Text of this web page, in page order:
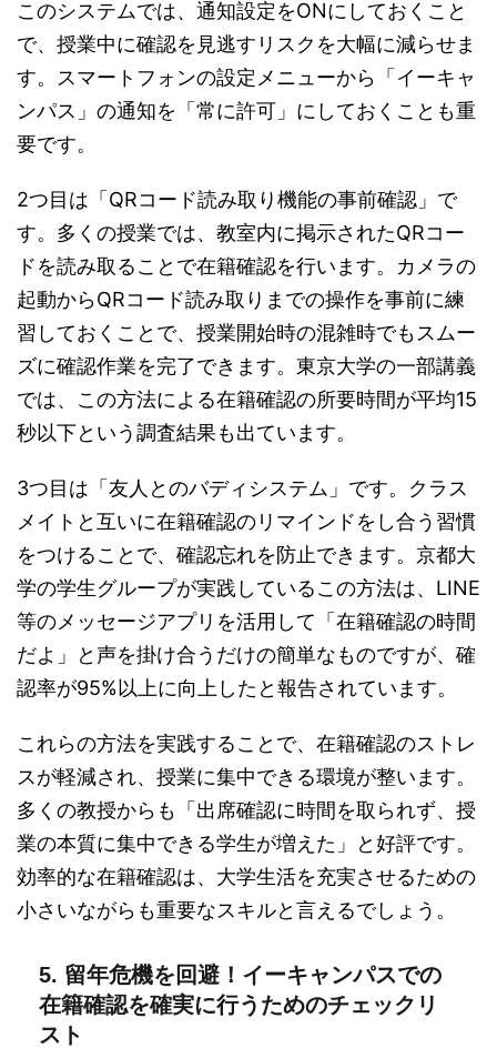
このシステムでは、通知設定をONにしておくこと
で、授業中に確認を見逃すリスクを大幅に減らせま
す。スマートフォンの設定メニューから「イーキャ
ンパス」の通知を「常に許可」にしておくことも重
要です。
2つ目は「QRコード読み取り機能の事前確認」で
す。多くの授業では、教室内に掲示されたQRコー
ドを読み取ることで在籍確認を行います。カメラの
起動からQRコード読み取りまでの操作を事前に練
習しておくことで、授業開始時の混雑時でもスムー
ズに確認作業を完了できます。東京大学の一部講義
では、この方法による在籍確認の所要時間が平均15
秒以下という調査結果も出ています。
3つ目は「友人とのバディシステム」です。クラス
メイトと互いに在籍確認のリマインドをし合う習慣
をつけることで、確認忘れを防止できます。京都大
学の学生グループが実践しているこの方法は、LINE
等のメッセージアプリを活用して「在籍確認の時間
だよ」と声を掛け合うだけの簡単なものですが、確
認率が95%以上に向上したと報告されています。
これらの方法を実践することで、在籍確認のストレ
スが軽減され、授業に集中できる環境が整います。
多くの教授からも「出席確認に時間を取られず、授
業の本質に集中できる学生が増えた」と好評です。
効率的な在籍確認は、大学生活を充実させるための
小さいながらも重要なスキルと言えるでしょう。
5. 留年危機を回避！イーキャンパスでの
在籍確認を確実に行うためのチェックリ
スト